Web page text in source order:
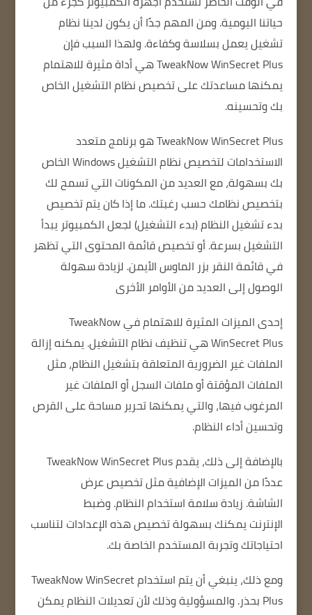
حياتنا اليومية. ومن المهم جدًا أن يكون لدينا نظام
تشغيل يعمل بسلاسة وكفاءة. ولهذا السبب فإن
TweakNow WinSecret Plus هي أداة مثيرة للاهتمام
يمكنها مساعدتك على تخصيص نظام التشغيل الخاص
بك وتحسينه.
TweakNow WinSecret Plus هو برنامج متعدد
الاستخدامات لتخصيص نظام التشغيل Windows الخاص
بك بسهولة، مع العديد من المكونات التي تسمح لك
بتخصيص نظامك حسب رغبتك.ما إذا كان يتم تخصيص
بدء تشغيل النظام (بدء التشغيل) لجعل الكمبيوتر يبدأ
التشغيل بسرعة.أو تخصيص قائمة المحتوى التي تظهر
في قائمة النقر بزر الماوس الأيمن. لزيادة سهولة
الوصول إلى العديد من الأوامر الأخرى
إحدى الميزات المثيرة للاهتمام في TweakNow
WinSecret Plus هي تنظيف نظام التشغيل.
يمكنه إزالة
الملفات غير الضرورية المتعلقة بتشغيل النظام، مثل
الملفات المؤقتة أو ملفات السجل أو الملفات غير
المرغوب فيها، والتي يمكنها تحرير مساحة على القرص
وتحسين أداء النظام.
بالإضافة إلى ذلك، يقدم TweakNow WinSecret Plus
عددًا من الميزات الإضافية مثل تخصيص عرض
الشاشة. زيادة سلامة استخدام النظام. وضبط
الإنترنتيمكنك بسهولة تخصيص هذه الإعدادات لتناسب
احتياجاتك وتجربة المستخدم الخاصة بك.
ومع ذلك، ينبغي أن يتم استخدام TweakNow WinSecret
Plus بحذر.
والمسؤوليةوذلك لأن تعديلات النظام يمكن